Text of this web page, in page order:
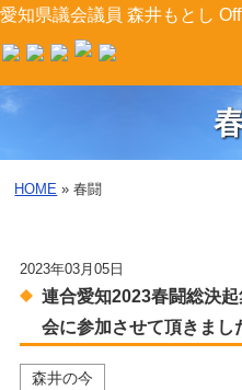
愛知県議会議員 森井もとし
TOP
森井の今
プロフィール
森井の提案
県政レポート
HOME »春闘
2023年03月05日
連合愛知2023春闘総決
会に参加させて頂きまし
森井の今